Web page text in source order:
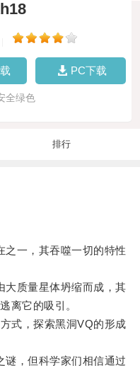
PC下载
全绿色
排行
一，其吞噬一切的特性
质量星体坍缩而成，其
离它的吸引。
，探索黑洞VQ的形成
，但科学家们相信通过